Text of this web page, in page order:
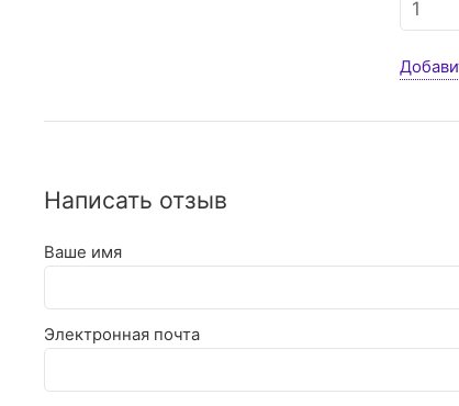
Написать отзыв
Ваше имя
Электронная почта